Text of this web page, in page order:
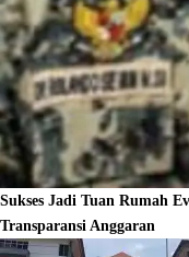
Sukses Jadi Tuan Rumah
Transparansi Anggaran